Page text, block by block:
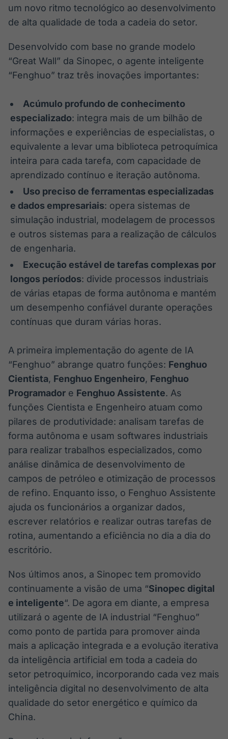
um novo ritmo tecnológico ao desenvolvimento
de alta qualidade de toda a cadeia do setor.
Desenvolvido com base no grande modelo
“Great Wall” da Sinopec, o agente inteligente
“Fenghuo” traz três inovações importantes:
Acúmulo profundo de conhecimento
especializado: integra mais de um bilhão de
informações e experiências de especialistas, o
equivalente a levar uma biblioteca petroquímica
inteira para cada tarefa, com capacidade de
aprendizado contínuo e iteração autônoma.
Uso preciso de ferramentas especializadas
e dados empresariais: opera sistemas de
simulação industrial, modelagem de processos
e outros sistemas para a realização de cálculos
de engenharia.
Execução estável de tarefas complexas por
longos períodos: divide processos industriais
de várias etapas de forma autônoma e mantém
um desempenho confiável durante operações
contínuas que duram várias horas.
A primeira implementação do agente de IA
“Fenghuo” abrange quatro funções: Fenghuo
Cientista, Fenghuo Engenheiro, Fenghuo
Programador e Fenghuo Assistente. As
funções Cientista e Engenheiro atuam como
pilares de produtividade: analisam tarefas de
forma autônoma e usam softwares industriais
para realizar trabalhos especializados, como
análise dinâmica de desenvolvimento de
campos de petróleo e otimização de processos
de refino. Enquanto isso, o Fenghuo Assistente
ajuda os funcionários a organizar dados,
escrever relatórios e realizar outras tarefas de
rotina, aumentando a eficiência no dia a dia do
escritório.
Nos últimos anos, a Sinopec tem promovido
continuamente a visão de uma “Sinopec digital
e inteligente“. De agora em diante, a empresa
utilizará o agente de IA industrial “Fenghuo”
como ponto de partida para promover ainda
mais a aplicação integrada e a evolução iterativa
da inteligência artificial em toda a cadeia do
setor petroquímico, incorporando cada vez mais
inteligência digital no desenvolvimento de alta
qualidade do setor energético e químico da
China.